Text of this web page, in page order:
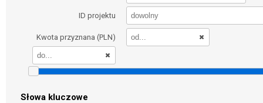
ID projektu
Kwota przyznana (PLN)
Słowa kluczowe